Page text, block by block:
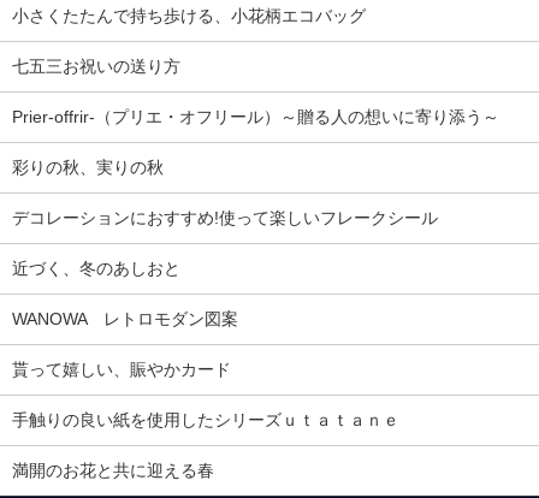
小さくたたんで持ち歩ける、小花柄エコバッグ
七五三お祝いの送り方
Prier-offrir-（プリエ・オフリール）～贈る人の想いに寄り添う～
彩りの秋、実りの秋
デコレーションにおすすめ!使って楽しいフレークシール
近づく、冬のあしおと
WANOWA レトロモダン図案
貰って嬉しい、賑やかカード
手触りの良い紙を使用したシリーズｕｔａｔａｎｅ
満開のお花と共に迎える春